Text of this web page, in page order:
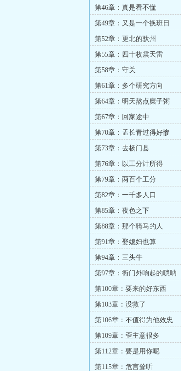
第46章：真是看不懂
第49章：又是一个换班日
第52章：更北的驮州
第55章：四十枚震天雷
第58章：守关
第61章：多个研究方向
第64章：明天熬点糜子粥
第67章：回家途中
第70章：孟长青过得好惨
第73章：去杨门县
第76章：以工分计所得
第79章：两百个工分
第82章：一千多人口
第85章：夜色之下
第88章：那个骑马的人
第91章：娶媳妇也算
第94章：三头牛
第97章：衙门外响起的唢呐
第100章：要来的好东西
第103章：没救了
第106章：不值得为他效忠
第109章：歪主意很多
第112章：要是用你呢
第115章：危言耸听